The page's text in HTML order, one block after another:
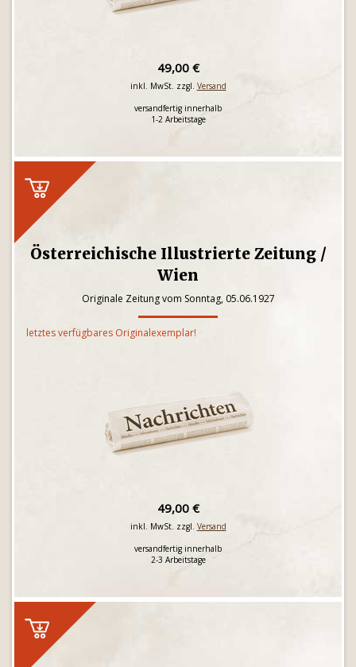
49,00 €
inkl. MwSt. zzgl. Versand
versandfertig innerhalb
1-2 Arbeitstage
Österreichische Illustrierte Zeitung /
Wien
Originale Zeitung vom Sonntag, 05.06.1927
letztes verfügbares Originalexemplar!
49,00 €
inkl. MwSt. zzgl. Versand
versandfertig innerhalb
2-3 Arbeitstage